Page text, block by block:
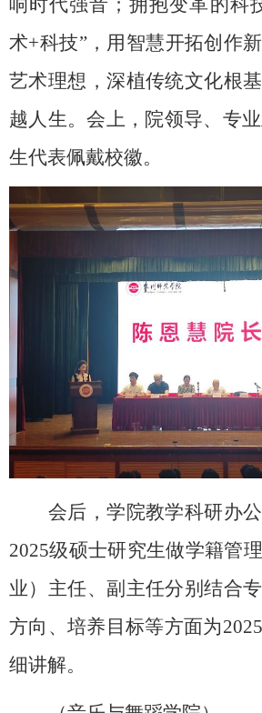
响时代强音；拥抱变革的科
术+科技”，用智慧开拓创作新
艺术理想，深植传统文化根
越人生。会上，院领导、专
生代表佩戴校徽。
会后，学院教学科研办
2025级硕士研究生做学籍管
业）主任、副主任分别结合
方向、培养目标等方面为
细讲解。